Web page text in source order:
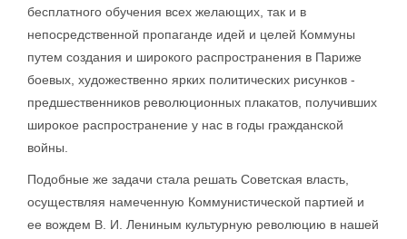
бесплатного обучения всех желающих, так и в
непосредственной пропаганде идей и целей Коммуны
путем создания и широкого распространения в Париже
боевых, художественно ярких политических рисунков -
предшественников революционных плакатов, получивших
широкое распространение у нас в годы гражданской
войны.
Подобные же задачи стала решать Советская власть,
осуществляя намеченную Коммунистической партией и
ее вождем В. И. Лениным культурную революцию в нашей